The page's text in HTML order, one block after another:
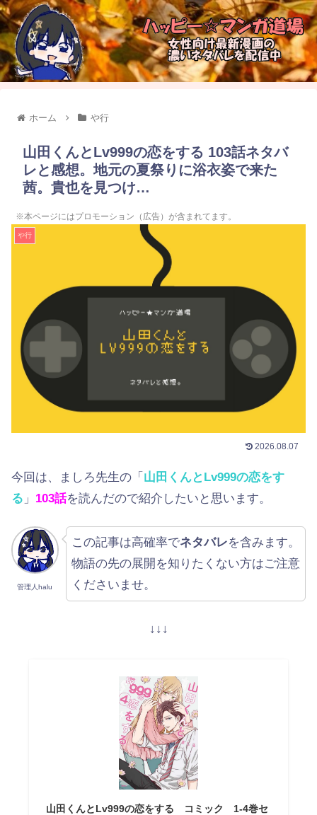
ホーム や行
山田くんとLv999の恋をする 103話ネタバ
レと感想。地元の夏祭りに浴衣姿で来た
茜。貴也を見つけ…
※本ページにはプロモーション（広告）が含まれてます。
や行
2026.08.07
今回は、ましろ先生の「 山田くんとLv999の恋をす
る 」 103話を読んだので紹介したいと思います。
管理人halu
この記事は高確率でネタバレを含みます。
物語の先の展開を知りたくない方はご注意
くださいませ。
↓↓↓
山田くんとLv999の恋をする コミック 1-4巻セ